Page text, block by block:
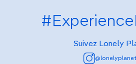
Suivez Lonely